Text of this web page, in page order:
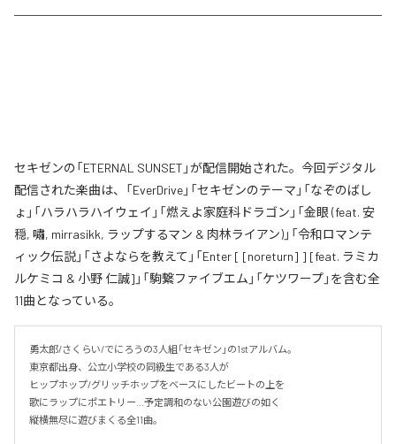
セキゼンの「ETERNAL SUNSET」が配信開始された。今回デジタル
配信された楽曲は、「EverDrive」「セキゼンのテーマ」「なぞのばし
ょ」「ハラハラハイウェイ」「燃えよ家庭科ドラゴン」「金眼 (feat. 安
穏, 嘯, mirrasikk, ラップするマン & 肉林ライアン)」「令和ロマンテ
ィック伝説」「さよならを教えて」「Enter [ [noreturn] ] [feat. ラミカ
ルケミコ & 小野 仁誠]」「駒繋ファイブエム」「ケツワープ」を含む全
11曲となっている。
勇太郎/さくらい/でにろうの3人組「セキゼン」の1stアルバム。
東京都出身、公立小学校の同級生である3人が
ヒップホップ/グリッチホップをベースにしたビートの上を
歌にラップにポエトリー…予定調和のない公園遊びの如く
縦横無尽に遊びまくる全11曲。